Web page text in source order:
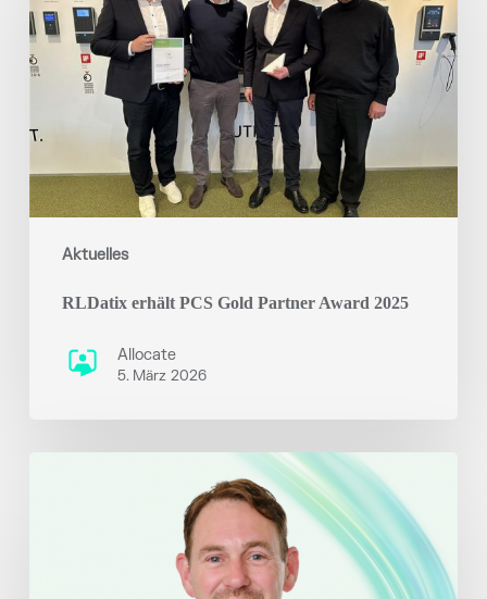
Aktuelles
Gold
Partner
Award
RLDatix erhält PCS Gold Partner Award 2025
Allocate
5. März 2026